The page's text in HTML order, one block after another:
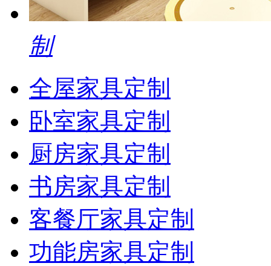
制
全屋家具定制
卧室家具定制
厨房家具定制
书房家具定制
客餐厅家具定制
功能房家具定制